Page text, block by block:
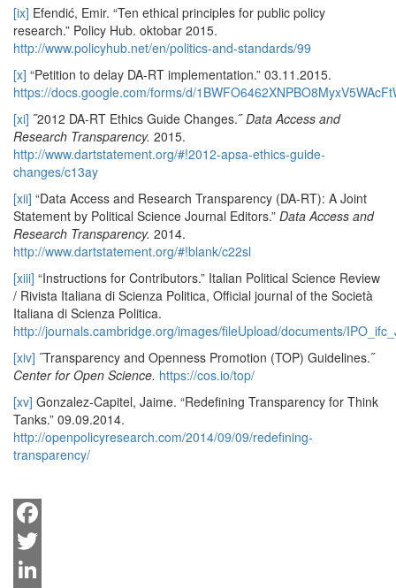
[ix] Efendić, Emir. “Ten ethical principles for public policy
research.” Policy Hub. oktobar 2015.
http://www.policyhub.net/en/politics-and-standards/99
[x] “Petition to delay DA-RT implementation.” 03.11.2015.
https://docs.google.com/forms/d/
[xi] ˝2012 DA-RT Ethics Guide Changes.˝Data Access and
Research Transparency. 2015.
http://www.dartstatement.org/#!2012-apsa-ethics-guide-
changes/c13ay
[xii] “Data Access and Research Transparency (DA-RT): A Joint
Statement by Political Science Journal Editors.” Data Access and
Research Transparency. 2014.
http://www.dartstatement.org/#!blank/c22sl
[xiii] “Instructions for Contributors.” Italian Political Science Review
/ Rivista Italiana di Scienza Politica, Official journal of the Società
Italiana di Scienza Politica.
http://journals.cambridge.org/images/fileUpload/documents/
[xiv] ˝Transparency and Openness Promotion (TOP) Guidelines.˝
Center for Open Science. https://cos.io/top/
[xv] Gonzalez-Capitel, Jaime. “Redefining Transparency for Think
Tanks.” 09.09.2014.
http://openpolicyresearch.com/2014/09/09/redefining-
transparency/
Facebook
Twitter